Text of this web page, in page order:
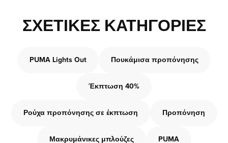
ΣΧΕΤΙΚΈΣ ΚΑΤΗΓΟΡΊΕΣ
PUMA Lights Out Πουκάμισα προπόνησης
Έκπτωση 40%
Ρούχα προπόνησης σε έκπτωση Προπόνηση
Μακρυμάνικες μπλούζες PUMA